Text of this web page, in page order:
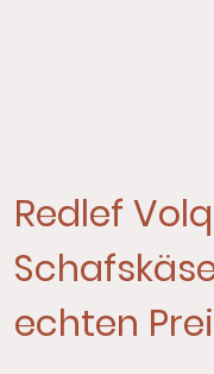
Redlef
echten